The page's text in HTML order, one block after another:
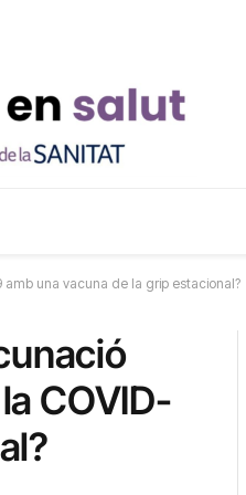
amb una vacuna de la grip estacional?
COVID-